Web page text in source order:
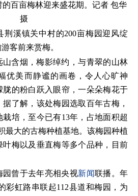
百亩梅林迎来盛花期。记者 包华
摄
荆溪镇关中村的200亩梅园迎风绽
客前来赏梅。
山含烟，梅影绰约，与青翠的山林
优美而静谧的画卷，令人心旷神
的粉白跃入眼帘，一朵朵梅花于
了解，该处梅园选取百年古梅，
培，至今已有13年，占地面积超
最大的古梅种植基地。该梅园种植
梅以及垂直梅等多个品种，目前
园曾于去年亮相央视新闻联播。年
彩虹路串联起112县道和梅园，为